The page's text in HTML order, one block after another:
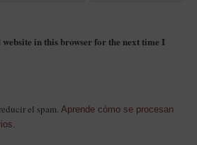
in this browser for the next time I
el spam. Aprende cómo se procesan